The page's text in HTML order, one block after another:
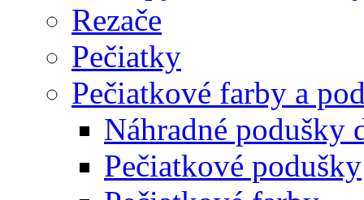
Rezače
Pečiatky
Pečiatkové farby a
Náhradné podušky
Pečiatkové podušky